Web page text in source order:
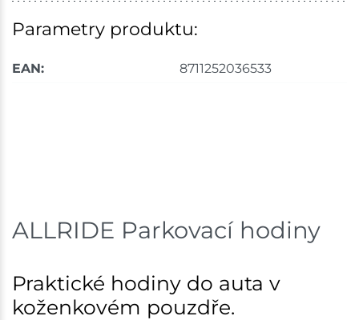
Parametry produktu:
EAN: 8711252036533
ALLRIDE Parkovací hodiny
Praktické hodiny do auta v
koženkovém pouzdře.